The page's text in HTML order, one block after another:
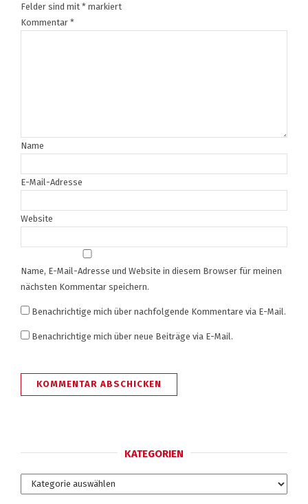
Felder sind mit * markiert
Kommentar *
Name
E-Mail-Adresse
Website
Name, E-Mail-Adresse und Website in diesem Browser für meinen
nächsten Kommentar speichern.
Benachrichtige mich über nachfolgende Kommentare via E-Mail.
Benachrichtige mich über neue Beiträge via E-Mail.
KATEGORIEN
Kategorien